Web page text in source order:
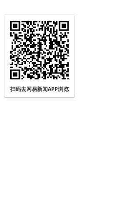
扫码去网易新闻APP浏览